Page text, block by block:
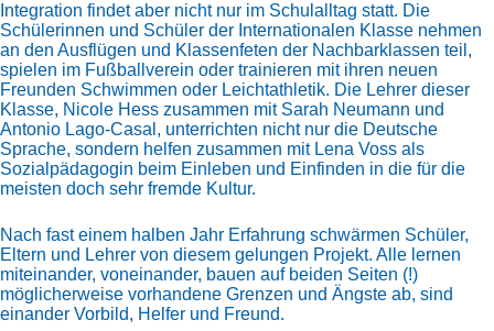
Integration findet aber nicht nur im Schulalltag statt. Die
Schülerinnen und Schüler der Internationalen Klasse nehmen
an den Ausflügen und Klassenfeten der Nachbarklassen teil,
spielen im Fußballverein oder trainieren mit ihren neuen
Freunden Schwimmen oder Leichtathletik. Die Lehrer dieser
Klasse, Nicole Hess zusammen mit Sarah Neumann und
Antonio Lago-Casal, unterrichten nicht nur die Deutsche
Sprache, sondern helfen zusammen mit Lena Voss als
Sozialpädagogin beim Einleben und Einfinden in die für die
meisten doch sehr fremde Kultur.
Nach fast einem halben Jahr Erfahrung schwärmen Schüler,
Eltern und Lehrer von diesem gelungen Projekt. Alle lernen
miteinander, voneinander, bauen auf beiden Seiten (!)
möglicherweise vorhandene Grenzen und Ängste ab, sind
einander Vorbild, Helfer und Freund.